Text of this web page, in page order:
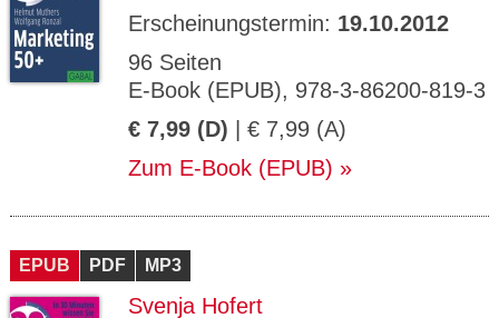
Erscheinungstermin: 19.10.2012
96 Seiten
E-Book (EPUB), 978-3-86200-819-3
€ 7,99 (D) | € 7,99 (A)
Zum E-Book (EPUB)
EPUB PDF MP3
Svenja Hofert